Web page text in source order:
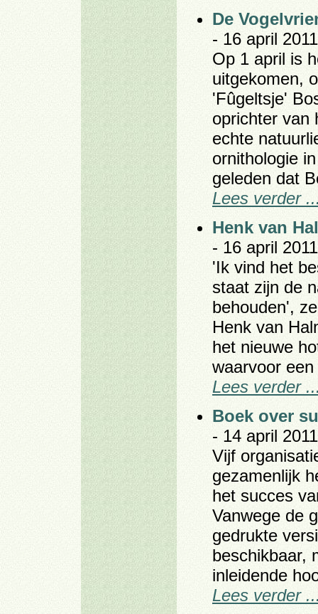
De
- 16 april
Op 1 april is
uitgekomen,
'Fûgeltsje'
oprichter van
echte
ornithologie
geleden dat
Lees verder
Henk van
- 16 april
'Ik vind het
staat zijn de
behouden',
Henk van
het nieuwe
waarvoor
Lees verder
Boek over
- 14 april
Vijf
gezamenlijk
het succes
Vanwege de
gedrukte
beschikbaar,
inleidende
Lees verder